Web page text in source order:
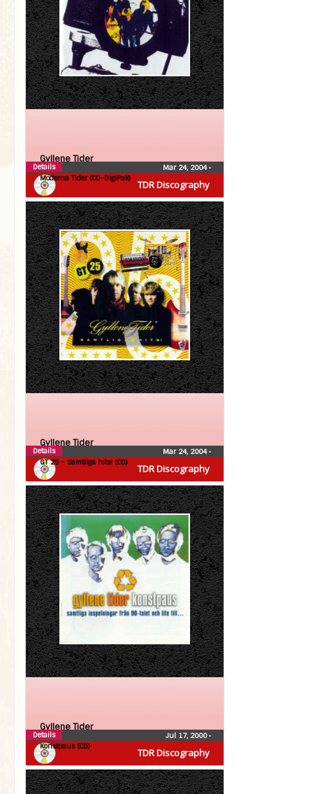
TDR Discography
Gyllene Tider
Moderna Tider (CD-DigiPak)
Mar 24, 2004•
Details
TDR Discography
Gyllene Tider
GT 25 – Samtliga hits! (CD)
Mar 24, 2004•
Details
TDR Discography
Gyllene Tider
Konstpaus (CD)
Jul 17, 2000•
Details